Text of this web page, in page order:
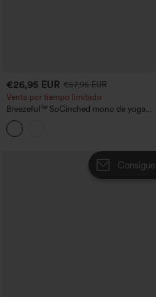
€26,95 EUR €57,95 EUR
Venta por tiempo limitado
Breezeful™ SoCinched mono de yoga
con escote en U recortado, control
abdominal, con bolsillos y secado
rápido